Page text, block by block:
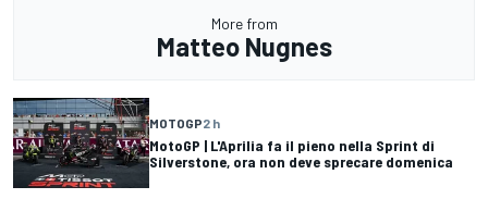
More from
Matteo Nugnes
MOTOGP2 h
MotoGP | L'Aprilia fa il pieno nella Sprint di
Silverstone, ora non deve sprecare domenica